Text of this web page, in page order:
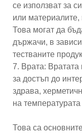
се използват за
или материалите,
Това могат да
държачи, в
тестваните
7. Врата: Вратата
за достъп до
здрава,
на
Това са